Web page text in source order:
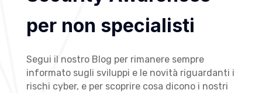
per non specialisti
Segui il nostro Blog per rimanere sempre
informato sugli sviluppi e le novità riguardanti i
rischi cyber, e per scoprire cosa dicono i nostri